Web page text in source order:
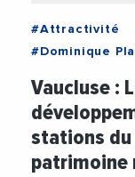
#Attractivité
#Dominique
#Loisirs
#Patrimoine
#Région Sud
#Tourisme
Vaucluse :
stations du
patrimoine